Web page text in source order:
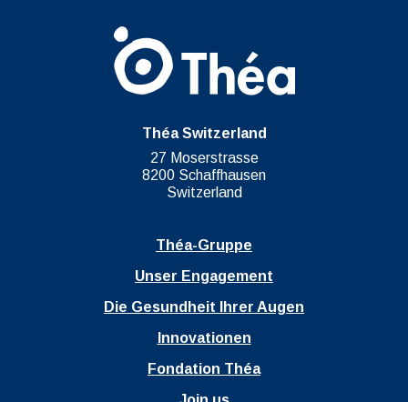
Théa Switzerland
27 Moserstrasse
8200 Schaffhausen
Switzerland
Théa-Gruppe
Unser Engagement
Die Gesundheit Ihrer Augen
Innovationen
Fondation Théa